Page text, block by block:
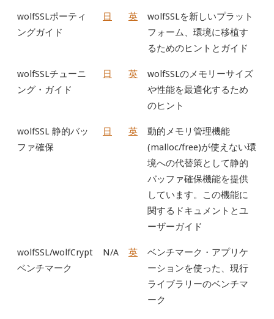
wolfSSLポーティ
ングガイド
日 英
wolfSSLを新しいプラット
フォーム、環境に移植す
るためのヒントとガイド
wolfSSLチューニ
ング・ガイド
日 英
wolfSSLのメモリーサイズ
や性能を最適化するため
のヒント
wolfSSL 静的バッ
ファ確保
日 英
動的メモリ管理機能
(malloc/free)が使えない環
境への代替策として静的
バッファ確保機能を提供
しています。この機能に
関するドキュメントとユ
ーザーガイド
wolfSSL/wolfCrypt
ベンチマーク
N/A 英
ベンチマーク・アプリケ
ーションを使った、現行
ライブラリーのベンチマ
ーク